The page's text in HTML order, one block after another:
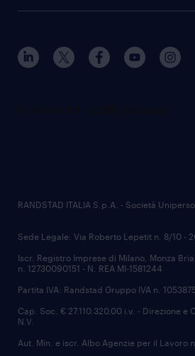
RANDSTAD ITALIA S.p.A. - Società
Sede Legale: Via Roberto Lepetit n. 8/10 -
Iscr. Registro Imprese di Milano, Monza
n. 12730090151 - N. REA MI-1581244
Partita IVA: Randstad Gruppo IVA n.
Cap. Soc. € 27.110.320,00 i.v. - Direzione e
N.V.
Aut. Min. e iscr. Albo Agenzie per il Lavoro